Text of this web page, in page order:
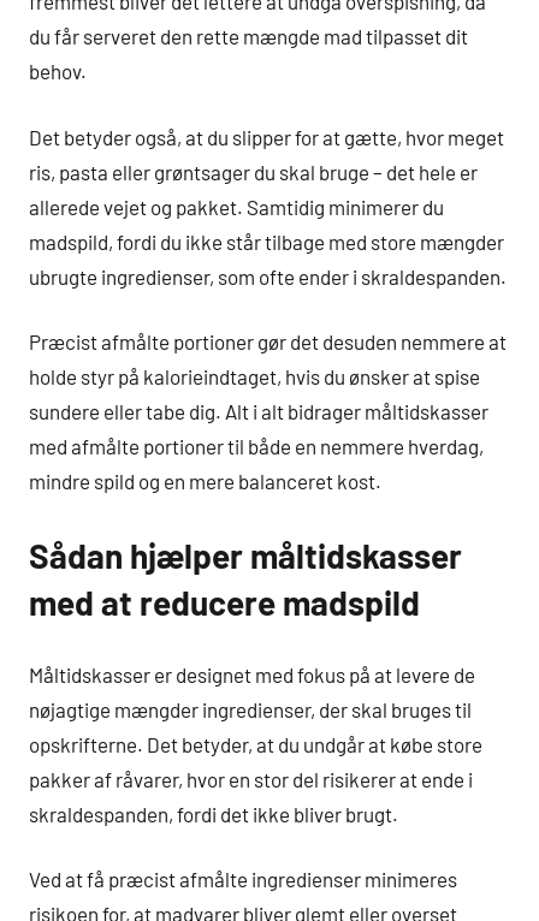
du får serveret den rette mængde mad tilpasset dit
behov.
Det betyder også, at du slipper for at gætte, hvor meget
ris, pasta eller grøntsager du skal bruge – det hele er
allerede vejet og pakket. Samtidig minimerer du
madspild, fordi du ikke står tilbage med store mængder
ubrugte ingredienser, som ofte ender i skraldespanden.
Præcist afmålte portioner gør det desuden nemmere at
holde styr på kalorieindtaget, hvis du ønsker at spise
sundere eller tabe dig. Alt i alt bidrager måltidskasser
med afmålte portioner til både en nemmere hverdag,
mindre spild og en mere balanceret kost.
Sådan hjælper måltidskasser
med at reducere madspild
Måltidskasser er designet med fokus på at levere de
nøjagtige mængder ingredienser, der skal bruges til
opskrifterne. Det betyder, at du undgår at købe store
pakker af råvarer, hvor en stor del risikerer at ende i
skraldespanden, fordi det ikke bliver brugt.
Ved at få præcist afmålte ingredienser minimeres
risikoen for, at madvarer bliver glemt eller overset